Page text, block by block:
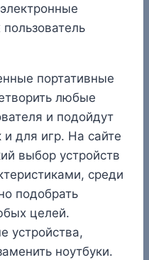
портативные
любые
и подойдут
и для игр. На сайте
выбор устройств
среди
подобрать
целей.
устройства,
ноутбуки.